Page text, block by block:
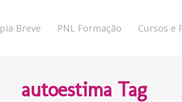
Breve PNL Formação Cursos e
autoestima Tag